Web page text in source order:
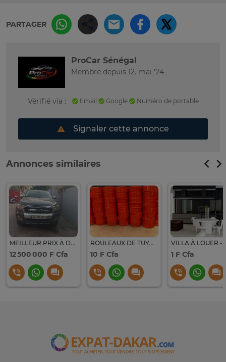
PARTAGER
ProCar Sénégal
Membre depuis 12. mai '24
Vérifié via : Email Google Numéro de portable
Signaler cette annonce
Annonces similaires
MEILLEUR PRIX À DAKAR FULL OPTION
12 500 000 F Cfa
ROULEAUX DE TUYAUX HAUTE QUALITÉ – PRIX IMBATTABLE À DAKAR
10 F Cfa 1 F Cfa